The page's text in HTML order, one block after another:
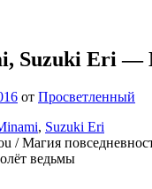
Suzuki Eri —
от Просветленный
, Suzuki Eri
/ Магия
ведьмы